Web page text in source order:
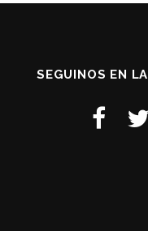
SEGUINOS EN